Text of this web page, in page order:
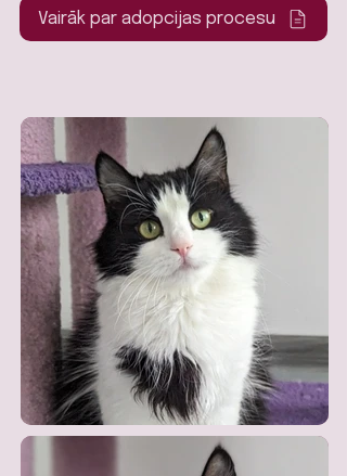
Vairāk par adopcijas procesu